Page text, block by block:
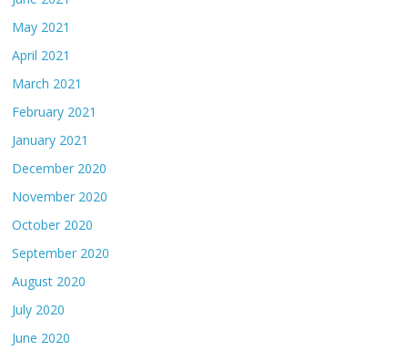
May 2021
April 2021
March 2021
February 2021
January 2021
December 2020
November 2020
October 2020
September 2020
August 2020
July 2020
June 2020